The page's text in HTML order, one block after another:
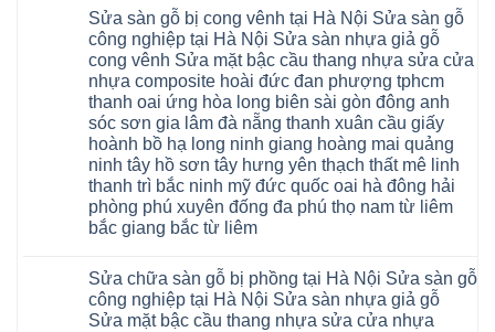
4mm
6mm
8mm
10mm
12mm
tại
nhà
Ziccos
Flortex
Wilson
black
Hobi
wood
Glotex
Kosmos
Hobi
wood
đế
cao
su
IXPE
sửa
chữa
Sửa
nhựa
giả
gỗ
hèm
khóa
giá
rẻ
4mm
6mm
8mm
10mm
12mm
chịu
nhà
hà
nội
Ziccos
bình
luận
ở
Sửa
sàn
gỗ
bị
ngấm
nước
tại
Hà
Sửa
sàn
gỗ
công
Hà
Nội
Sửa
sàn
Sửa sàn gỗ bị cong vênh tại Hà Nội Sửa sàn gỗ
công nghiệp tại Hà Nội Sửa sàn nhựa giả gỗ
cong vênh Sửa mặt bậc cầu thang nhựa sửa cửa
nhựa composite hoài đức đan phượng tphcm
thanh oai ứng hòa long biên sài gòn đông anh
sóc sơn gia lâm đà nẵng thanh xuân cầu giấy
hoành bồ hạ long ninh giang hoàng mai quảng
ninh tây hồ sơn tây hưng yên thạch thất mê linh
thanh trì bắc ninh mỹ đức quốc oai hà đông hải
phòng phú xuyên đống đa phú thọ nam từ liêm
bắc giang bắc từ liêm
bình
luận
ở
Sửa
Sửa chữa sàn gỗ bị phồng tại Hà Nội Sửa sàn gỗ
công nghiệp tại Hà Nội Sửa sàn nhựa giả gỗ
Sửa mặt bậc cầu thang nhựa sửa cửa nhựa